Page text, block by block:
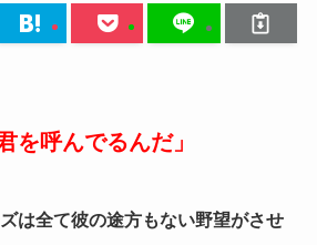
を呼んでるんだ」
は全て彼の途方もない野望がさせ